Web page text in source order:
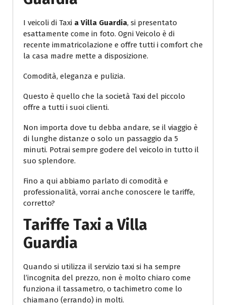
I veicoli di Taxi a Villa Guardia, si presentato
esattamente come in foto. Ogni Veicolo è di
recente immatricolazione e offre tutti i comfort che
la casa madre mette a disposizione.
Comodità, eleganza e pulizia.
Questo è quello che la società Taxi del piccolo
offre a tutti i suoi clienti.
Non importa dove tu debba andare, se il viaggio è
di lunghe distanze o solo un passaggio da 5
minuti. Potrai sempre godere del veicolo in tutto il
suo splendore.
Fino a qui abbiamo parlato di comodità e
professionalità, vorrai anche conoscere le tariffe,
corretto?
Tariffe Taxi a Villa
Guardia
Quando si utilizza il servizio taxi si ha sempre
l’incognita del prezzo, non è molto chiaro come
funziona il tassametro, o tachimetro come lo
chiamano (errando) in molti.